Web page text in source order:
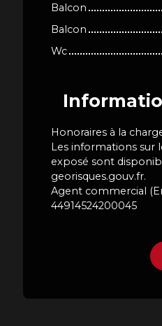
Balcon
Balcon
Wc
Honoraires à la
Les informations sur
exposé sont
georisques.gouv.fr.
Agent commercial
44914524200045